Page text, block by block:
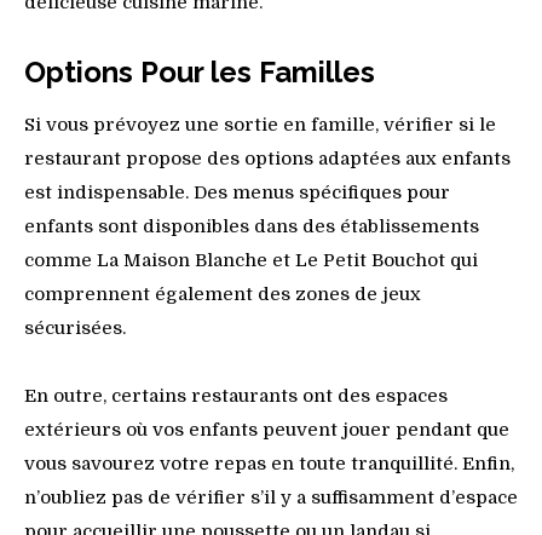
Options Pour les Familles
Si vous prévoyez une sortie en famille, vérifier si le
restaurant propose des options adaptées aux enfants
est indispensable. Des menus spécifiques pour
enfants sont disponibles dans des établissements
comme La Maison Blanche et Le Petit Bouchot qui
comprennent également des zones de jeux
sécurisées.
En outre, certains restaurants ont des espaces
extérieurs où vos enfants peuvent jouer pendant que
vous savourez votre repas en toute tranquillité. Enfin,
n’oubliez pas de vérifier s’il y a suffisamment d’espace